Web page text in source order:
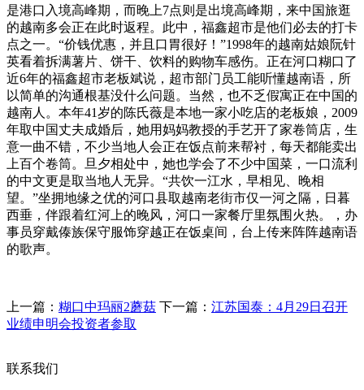
是港口入境高峰期，而晚上7点则是出境高峰期，来中国旅逛
的越南多会正在此时返程。此中，福鑫超市是他们必去的打卡
点之一。“价钱优惠，并且口胃很好！”1998年的越南姑娘阮针
英看着拆满薯片、饼干、饮料的购物车感伤。正在河口糊口了
近6年的福鑫超市老板斌说，超市部门员工能听懂越南语，所
以简单的沟通根基没什么问题。当然，也不乏假寓正在中国的
越南人。本年41岁的陈氏薇是本地一家小吃店的老板娘，2009
年取中国丈夫成婚后，她用妈妈教授的手艺开了家卷筒店，生
意一曲不错，不少当地人会正在饭点前来帮衬，每天都能卖出
上百个卷筒。旦夕相处中，她也学会了不少中国菜，一口流利
的中文更是取当地人无异。“共饮一江水，早相见、晚相
望。”坐拥地缘之优的河口县取越南老街市仅一河之隔，日暮
西垂，伴跟着红河上的晚风，河口一家餐厅里氛围火热。，办
事员穿戴傣族保守服饰穿越正在饭桌间，台上传来阵阵越南语
的歌声。
上一篇： 糊口中玛丽2蘑菇 下一篇： 江苏国泰：4月29日召开
业绩申明会投资者参取
联系我们